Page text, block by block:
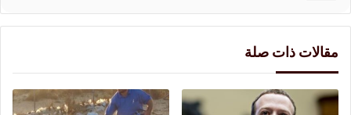
مقالات ذات صلة